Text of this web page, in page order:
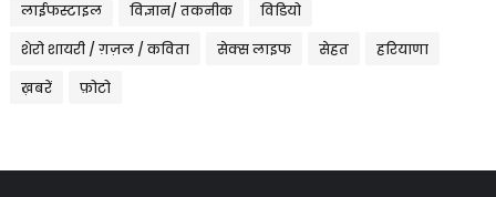
लाईफस्टाइल विज्ञान/ तकनीक विडियो
शेरो शायरी / ग़ज़ल / कविता सेक्स लाइफ सेहत हरियाणा
ख़बरें फ़ोटो